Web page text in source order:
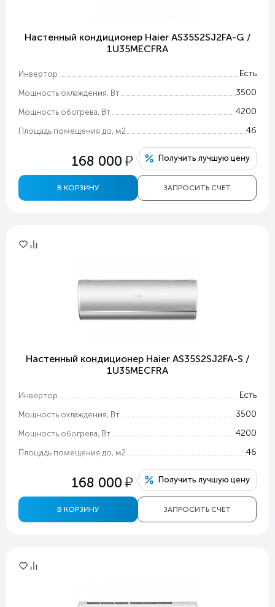
Настенный кондиционер Haier AS35S2SJ2FA-G /
1U35MECFRA
Инвертор Есть
Мощность охлаждения, Вт. 3500
Мощность обогрева, Вт 4200
Площадь помещения до, м2 46
168 000 у Получить лучшую цену
ЗАПРОСИТЬ СЧЕТ
В КОРЗИНУ
Настенный кондиционер Haier AS35S2SJ2FA-S /
1U35MECFRA
Инвертор Есть
Мощность охлаждения, Вт. 3500
Мощность обогрева, Вт 4200
Площадь помещения до, м2 46
168 000 у Получить лучшую цену
ЗАПРОСИТЬ СЧЕТ
В КОРЗИНУ